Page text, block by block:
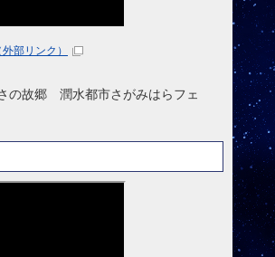
外部リンク）
の故郷 潤水都市さがみはらフェ